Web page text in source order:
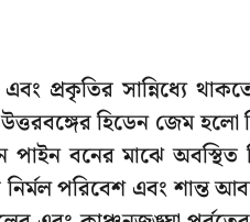
প্রকৃতির সান্নিধ্যে
হিডেন জেম হলো
বনের মাঝে অবস্থিত
পরিবেশ এবং শান্ত